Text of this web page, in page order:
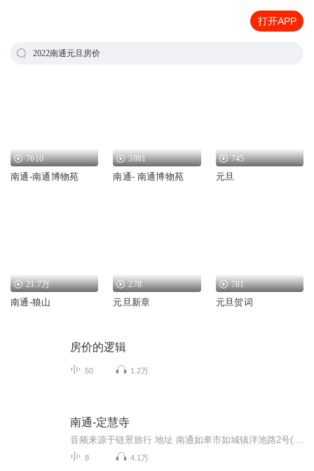
打开APP
2022南通元旦房价
7610
南通-南通博物苑
3881
南通- 南通博物苑
745
元旦
21.7万
南通-狼山
278
元旦新章
781
元旦贺词
房价的逻辑
50 1.2万
南通-定慧寺
8 4.1万